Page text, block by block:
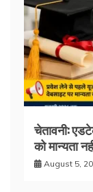
चेतावनी:
को मान्यता
August 5,